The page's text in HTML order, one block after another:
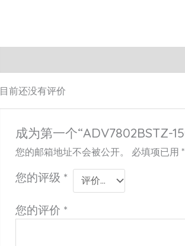
目前还没有评价
成为第一个“ADV7802BSTZ-
您的邮箱地址不会被公开。 必填项已用*
您的评级 *
您的评价 *